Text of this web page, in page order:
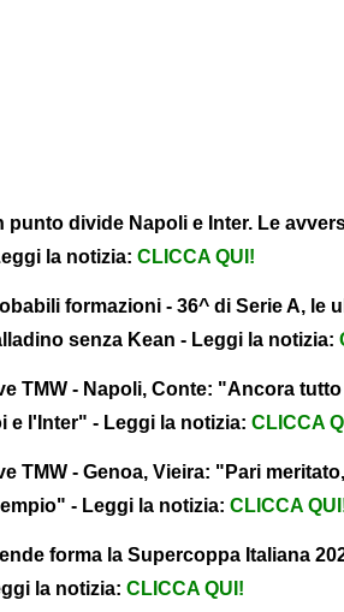
punto divide Napoli e Inter. Le
la notizia: CLICCA QUI!
formazioni - 36^ di Serie A, le
senza Kean - Leggi la notizia:
TMW - Napoli, Conte: "Ancora
e l'Inter" - Leggi la notizia: CLICCA
TMW - Genoa, Vieira: "Pari
- Leggi la notizia: CLICCA
forma la Supercoppa Italiana
la notizia: CLICCA QUI!